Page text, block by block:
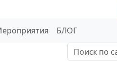
БЛОГ